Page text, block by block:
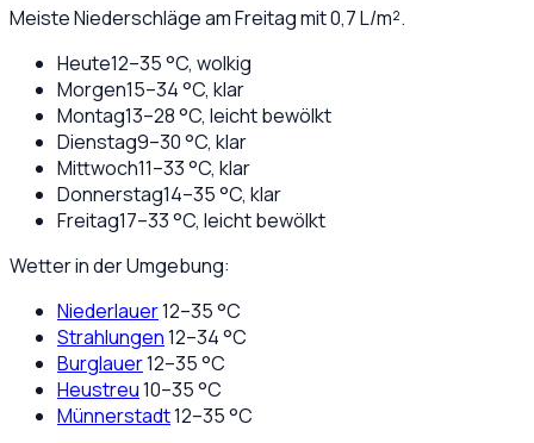
Meiste Niederschläge am Freitag mit 0,7 L/m².
Heute12–35°C, wolkig
Morgen15–34°C, klar
Montag13–28°C, leicht bewölkt
Dienstag9–30°C, klar
Mittwoch11–33°C, klar
Donnerstag14–35°C, klar
Freitag17–33°C, leicht bewölkt
Wetter in der Umgebung:
Niederlauer12–35°C
Strahlungen12–34°C
Burglauer12–35°C
Heustreu10–35°C
Münnerstadt12–35°C